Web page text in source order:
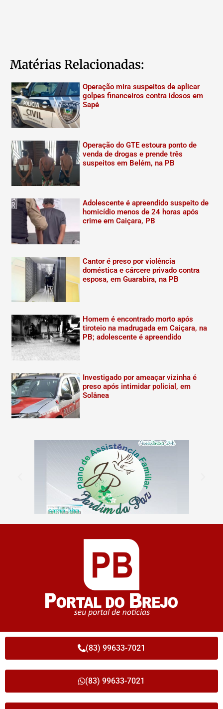
Matérias Relacionadas:
Operação mira suspeitos de aplicar
golpes financeiros contra idosos em
Sapé
Operação do GTE estoura ponto de
venda de drogas e prende três
suspeitos em Belém, na PB
Adolescente é apreendido suspeito de
homicídio menos de 24 horas após
crime em Caiçara, PB
Cantor é preso por violência
doméstica e cárcere privado contra
esposa, em Guarabira, na PB
Homem é encontrado morto após
tiroteio na madrugada em Caiçara, na
PB; adolescente é apreendido
Investigado por ameaçar vizinha é
preso após intimidar policial, em
Solânea
(83) 99633-7021
(83) 99633-7021